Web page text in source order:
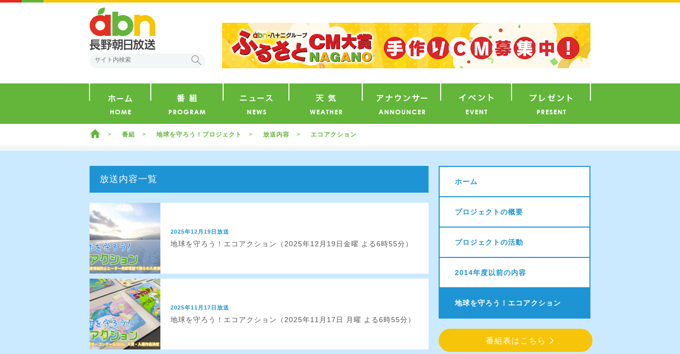
ホーム 番組 地球を守ろう！プロジェクト 放送内容 エコアクション
放送内容一覧
2025年12月19日放送
地球を守ろう！エコアクション（2025年12月19日金曜 よる6時55分）
2025年11月17日放送
地球を守ろう！エコアクション（2025年11月17日 月曜 よる6時55分）
ホーム
プロジェクトの概要
プロジェクトの活動
2014年度以前の内容
地球を守ろう！エコアクション
番組表はこちら